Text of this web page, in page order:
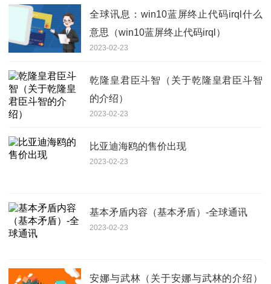
全球讯息：win10蓝屏终止代码irql什么
意思（win10蓝屏终止代码irql）
2023-02-23
乾隆皇君臣斗智（关于乾隆皇君臣斗智
的介绍）
2023-02-23
比亚迪海鸥的售价出现
2023-02-23
基本矛盾内容（基本矛盾）-全球通讯
2023-02-23
安娜与武林（关于安娜与武林的介绍）